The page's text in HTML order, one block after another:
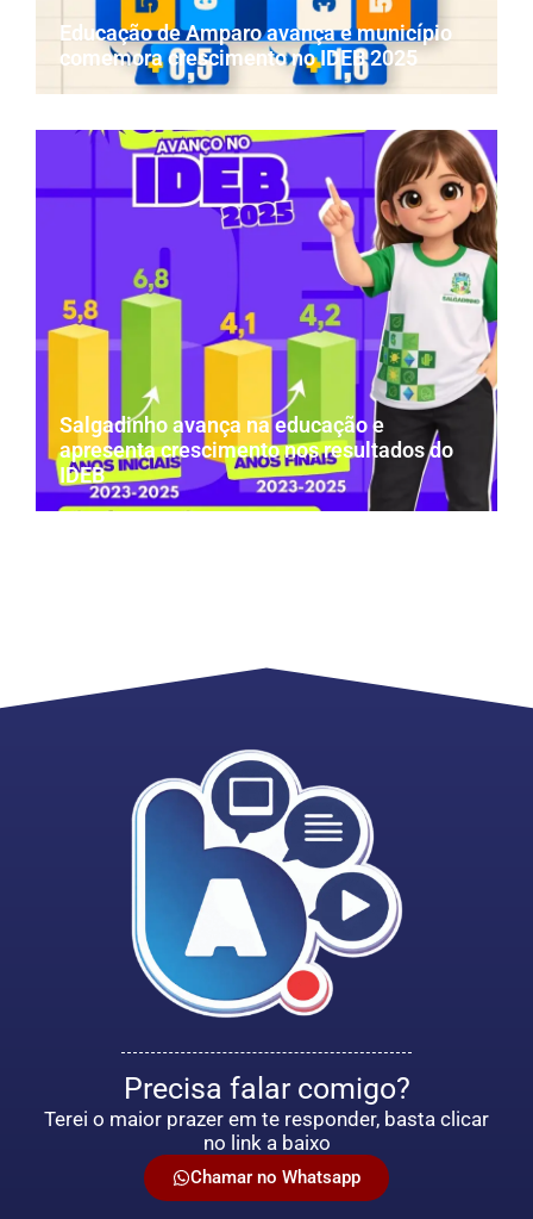
Educação de Amparo avança e município
comemora crescimento no IDEB 2025
Salgadinho avança na educação e
apresenta crescimento nos resultados do
IDEB
Precisa falar comigo?
Terei o maior prazer em te responder, basta clicar
no link a baixo
Chamar no Whatsapp